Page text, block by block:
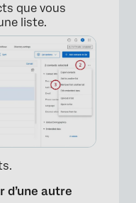
que vous
liste.
d’une autre